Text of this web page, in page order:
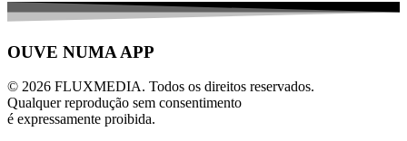
OUVE NUMA APP
© 2026 FLUXMEDIA. Todos os direitos reservados.
Qualquer reprodução sem consentimento
é expressamente proibida.